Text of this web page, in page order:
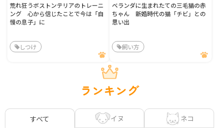
荒れ狂うボストンテリアのトレーニ
ング 心から信じたことで今は「自
慢の息子」に
しつけ
ベランダに生まれたての三毛猫の赤
ちゃん 新婚時代の猫「チビ」との
思い出
飼い方
ランキング
すべて イヌ ネコ